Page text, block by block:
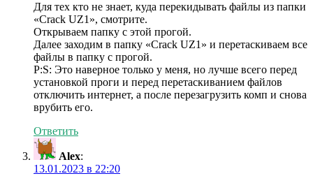
Для тех кто не знает, куда перекидывать файлы из папки
«Crack UZ1», смотрите.
Открываем папку с этой прогой.
Далее заходим в папку «Crack UZ1» и перетаскиваем все
файлы в папку с прогой.
P:S: Это наверное только у меня, но лучше всего перед
установкой проги и перед перетаскиванием файлов
отключить интернет, а после перезагрузить комп и снова
врубить его.
Ответить
Alex:
13.01.2023 в 22:20